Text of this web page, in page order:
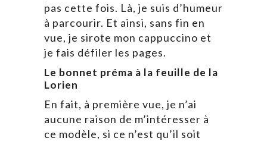
pas cette fois. Là, je suis d’humeur
à parcourir. Et ainsi, sans fin en
vue, je sirote mon cappuccino et
je fais défiler les pages.
Le bonnet préma à la feuille de la
Lorien
En fait, à première vue, je n’ai
aucune raison de m’intéresser à
ce modèle, si ce n’est qu’il soit